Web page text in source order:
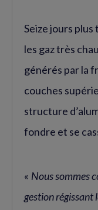
Seize jours
les gaz très
générés par la
couches
structure
fondre et se
« Nous sommes
gestion régissant